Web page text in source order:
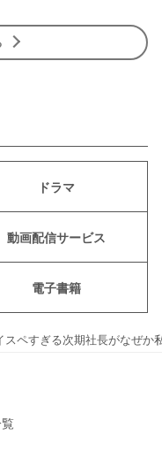
ドラマ
動画配信サービス
電子書籍
スペすぎる次期社長がなぜか